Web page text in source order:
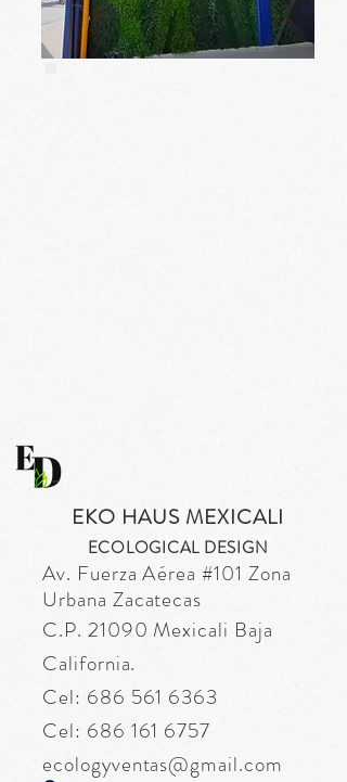
EKO HAUS MEXICALI
ECOLOGICAL DESIGN
Av. FuerzaAérea #101 Zona
Urbana Zacatecas
C.P. 21090 Mexicali Baja
California.
Cel: 686 561 6363
Cel: 686 161 6757
ecologyventas@gmail.com